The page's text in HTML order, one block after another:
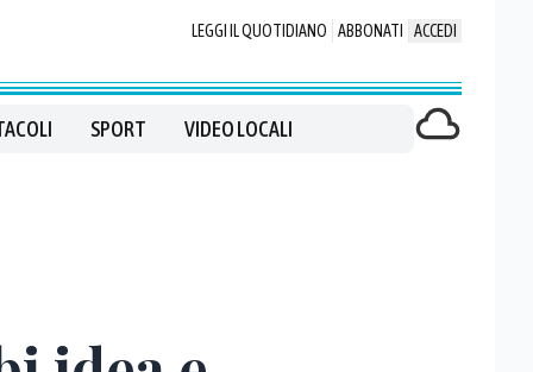
LEGGI IL QUOTIDIANO ABBONATI ACCEDI
SPORT VIDEO LOCALI